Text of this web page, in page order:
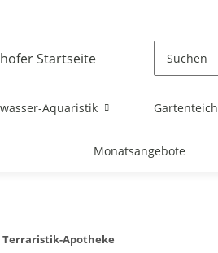
Aquaristik Gartenteich
Monatsangebote
Terraristik-Apotheke